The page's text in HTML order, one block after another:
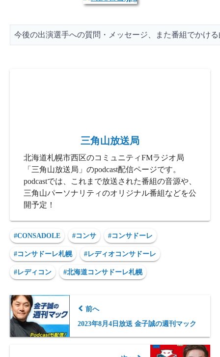
今後の出演選手への質問・メッセージ、また番組でかけ
三角山放送局
北海道札幌市西区のコミュニティFMラジオ局
「三角山放送局」のpodcast配信ページです。
podcastでは、これまで放送された番組の音源や、
三角山パーソナリティのオリジナル番組などを公
開予定！
#CONSADOLE #コンサ #コンサドーレ
#コンサドーレ札幌 #レディオコンサドーレ
#レディコン #北海道コンサドーレ札幌
前へ
2023年8月4日放送 金子誠の週刊マック